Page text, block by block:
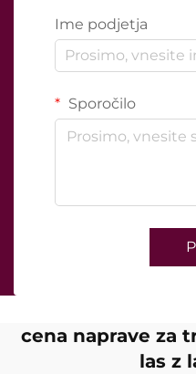
Ime podjetja
Sporočilo
cena naprave za
las z